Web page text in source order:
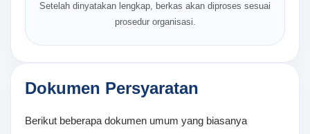
Setelah dinyatakan lengkap, berkas akan diproses sesuai
prosedur organisasi.
Dokumen Persyaratan
Berikut beberapa dokumen umum yang biasanya